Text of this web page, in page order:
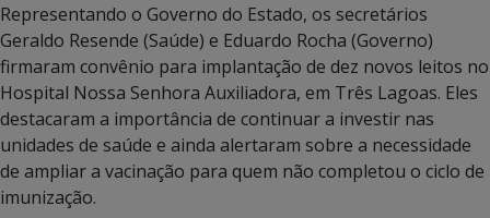
Representando o Governo do Estado, os secretários
Geraldo Resende (Saúde) e Eduardo Rocha (Governo)
firmaram convênio para implantação de dez novos leitos no
Hospital Nossa Senhora Auxiliadora, em Três Lagoas. Eles
destacaram a importância de continuar a investir nas
unidades de saúde e ainda alertaram sobre a necessidade
de ampliar a vacinação para quem não completou o ciclo de
imunização.